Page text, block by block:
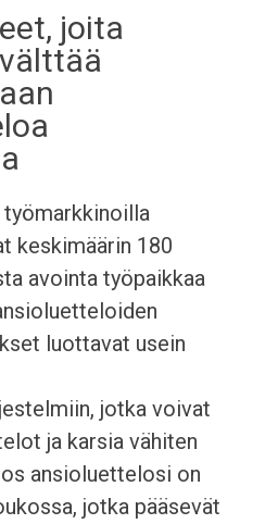
joita
keskimäärin 180
avointa työpaikkaa
luottavat usein
jotka voivat
ja karsia vähiten
ansioluettelosi on
jotka pääsevät